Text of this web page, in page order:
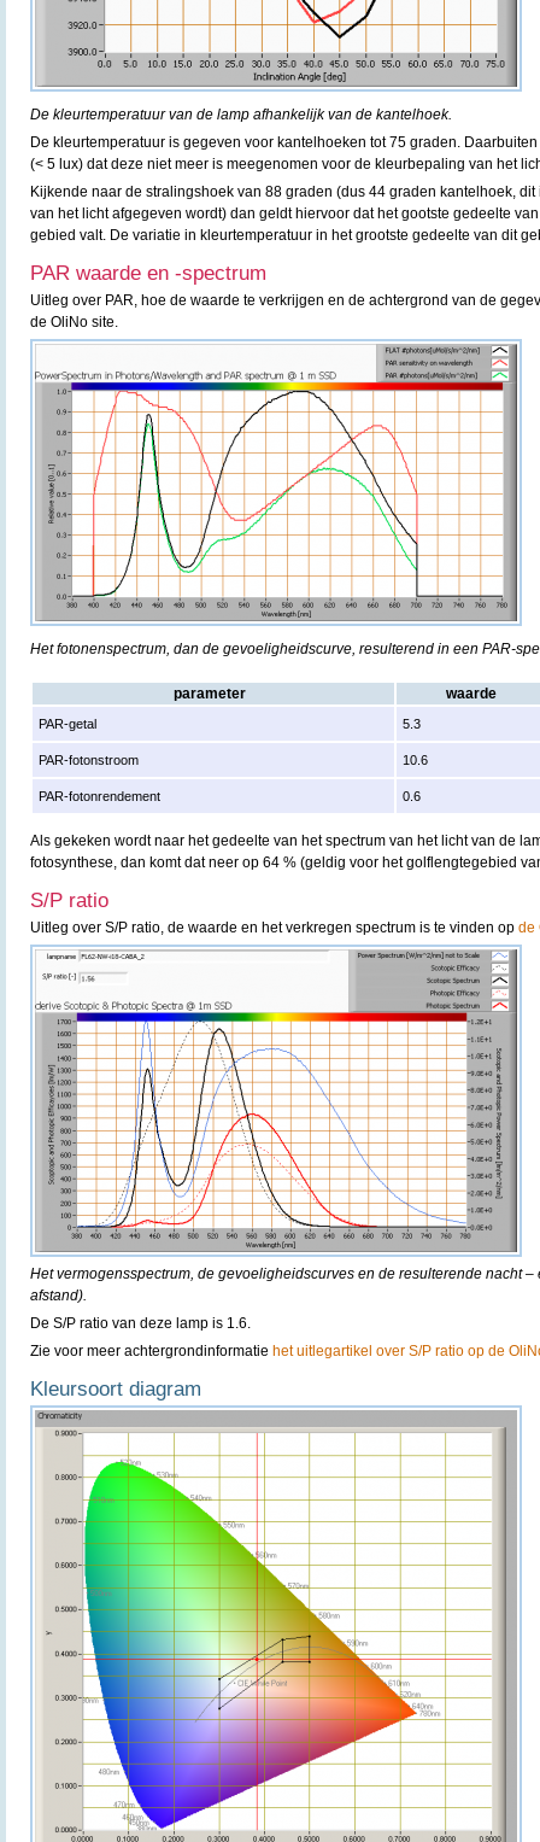
De kleurtemperatuur van de lamp afhankelijk van de kantelhoek.
De kleurtemperatuur is gegeven voor kantelhoeken tot 75 graden.
(< 5 lux) dat deze niet meer is meegenomen voor de kleurbepaling van het
Kijkende naar de stralingshoek van 88 graden (dus 44 graden kantelhoek,
van het licht afgegeven wordt) dan geldt hiervoor dat het gootste gedeelte
gebied valt. De variatie in kleurtemperatuur in het grootste gedeelte van dit
PAR waarde en -spectrum
Uitleg over PAR, hoe de waarde te verkrijgen en de achtergrond van de
de OliNo site.
Het fotonenspectrum, dan de gevoeligheidscurve, resulterend in een PAR-
parameter waarde
PAR-getal 5.3
PAR-fotonstroom 10.6
PAR-fotonrendement 0.6
Als gekeken wordt naar het gedeelte van het spectrum van het licht van de
fotosynthese, dan komt dat neer op 64 % (geldig voor het golflengtegebied
S/P ratio
Uitleg over S/P ratio, de waarde en het verkregen spectrum is te vinden op de
Het vermogensspectrum, de gevoeligheidscurves en de resulterende nacht –
afstand).
De S/P ratio van deze lamp is 1.6.
Zie voor meer achtergrondinformatie het uitlegartikel over S/P ratio op de
Kleursoort diagram